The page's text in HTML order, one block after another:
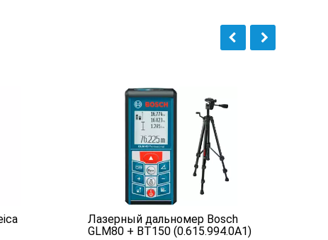
Лазерный дальномер Bosch
GLM80 + BT150 (0.615.994.0A1)